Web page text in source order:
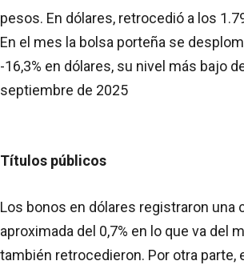
pesos. En dólares, retrocedió a los
En el mes la bolsa porteña se
-16,3% en dólares, su nivel más bajo
septiembre de 2025
Títulos públicos
Los bonos en dólares registraron una
aproximada del 0,7% en lo que va del
también retrocedieron. Por otra parte,